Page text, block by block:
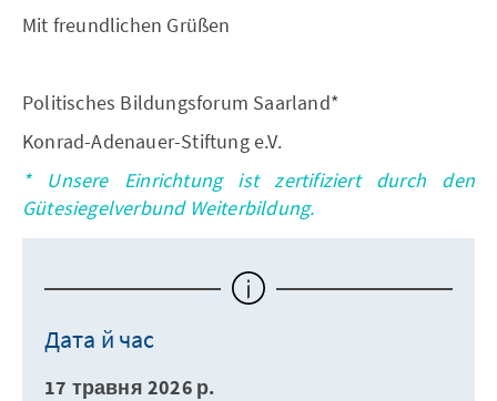
Mit freundlichen Grüßen
Politisches Bildungsforum Saarland*
Konrad-Adenauer-Stiftung e.V.
* Unsere Einrichtung ist zertifiziert durch den
Gütesiegelverbund Weiterbildung.
Дата й час
17 травня 2026 р.